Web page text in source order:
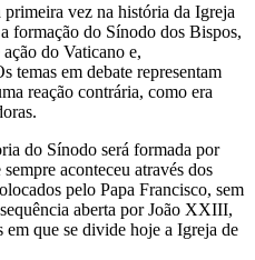
vez na história da Igreja
formação do Sínodo dos Bispos,
do Vaticano e,
temas em debate representam
reação contrária, como era
do Sínodo será formada por
aconteceu através dos
pelo Papa Francisco, sem
aberta por João XXIII,
em que se divide hoje a Igreja de